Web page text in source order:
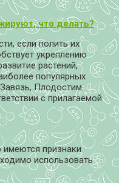
что делать?
если полить их
укреплению
растений,
популярных
Плодостим.
с прилагаемой
имеются признаки
использовать